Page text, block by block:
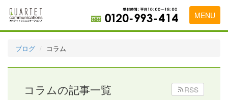
MENU
ブログ コラム
コラムの記事一覧 RSS